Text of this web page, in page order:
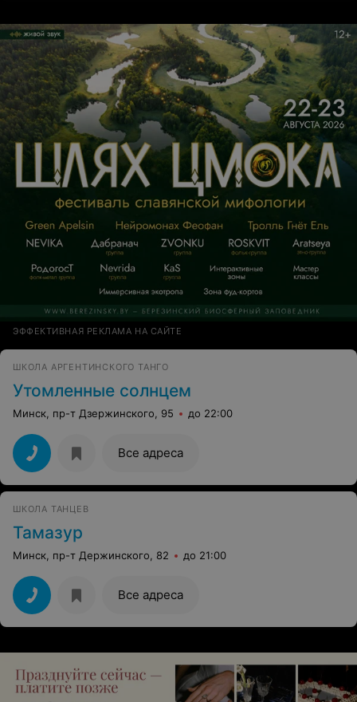
ЭФФЕКТИВНАЯ РЕКЛАМА НА САЙТЕ
ШКОЛА АРГЕНТИНСКОГО ТАНГО
Утомленные солнцем
Минск, пр-т Дзержинского, 95 до 22:00
Все адреса
ШКОЛА ТАНЦЕВ
Тамазур
Минск, пр-т Держинского, 82 до 21:00
Все адреса